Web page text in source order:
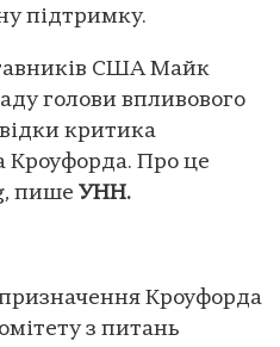
підтримку.
США Майк
голови впливового
критика
Кроуфорда. Про це
пише УНН.
Кроуфорда
з питань